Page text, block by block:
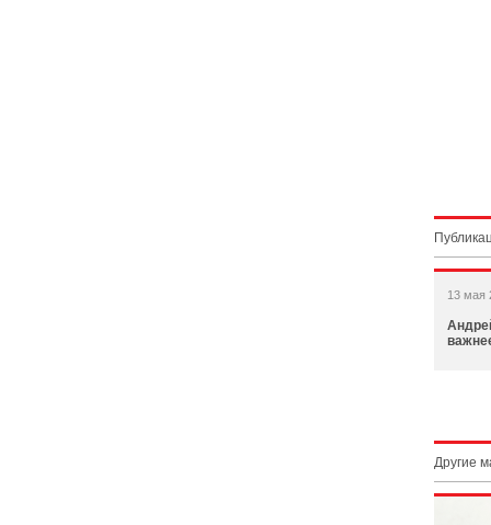
13 мая
Другие